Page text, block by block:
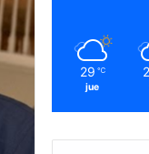
29 ℃
jue